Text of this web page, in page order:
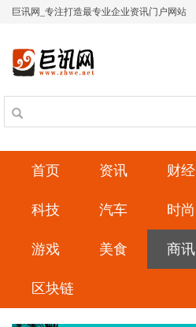
巨讯网_专注打造最专业企业资讯门户网站
首页 资讯 财经
科技 汽车 时尚
游戏 美食 商讯
区块链